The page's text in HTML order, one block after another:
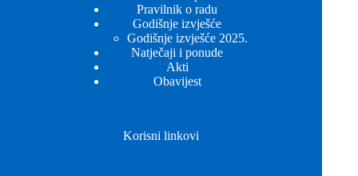
Pravilnik o radu
Godišnje izvješće
Godišnje izvješće 2025.
Natječaji i ponude
Akti
Obavijest
Korisni linkovi